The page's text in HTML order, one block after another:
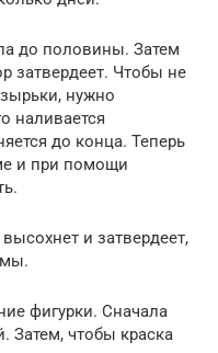
до половины. Затем
затвердеет. Чтобы не
нужно
наливается
до конца. Теперь
и при помощи
и затвердеет,
фигурки. Сначала
Затем, чтобы краска